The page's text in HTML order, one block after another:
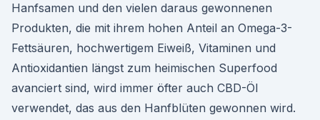
Hanfsamen und den vielen daraus gewonnenen
Produkten, die mit ihrem hohen Anteil an Omega-3-
Fettsäuren, hochwertigem Eiweiß, Vitaminen und
Antioxidantien längst zum heimischen Superfood
avanciert sind, wird immer öfter auch CBD-Öl
verwendet, das aus den Hanfblüten gewonnen wird.